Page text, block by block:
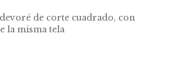
de corte cuadrado, con
la misma tela